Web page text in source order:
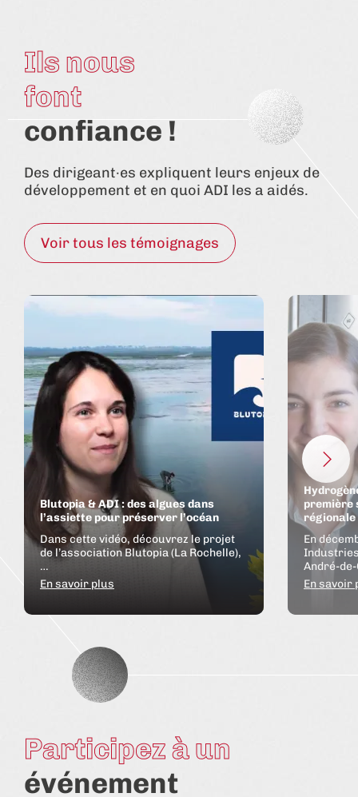
Ils nous
font
confiance !
Des dirigeant·es expliquent leurs enjeux de
développement et en quoi ADI les a aidés.
Voir tous les témoignages
Malaury Morin, co-fondatrice de
Blutopia & ADI : des algues dans
l’assiette pour préserver l’océan
Dans cette vidéo, découvrez le projet
de l’association Blutopia (La Rochelle),
…
En savoir plus
première
régionale
En
André-
En savoir
Participez à un
événement